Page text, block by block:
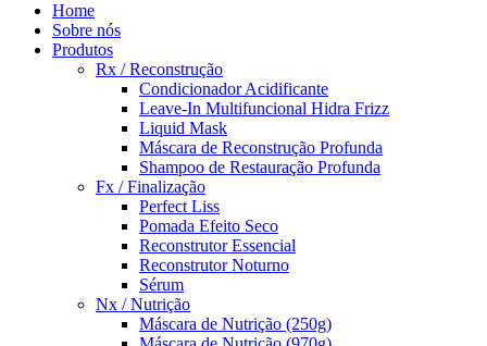
Home
Sobre nós
Produtos
Rx / Reconstrução
Condicionador Acidificante
Leave-In Multifuncional Hidra Frizz
Liquid Mask
Máscara de Reconstrução Profunda
Shampoo de Restauração Profunda
Fx / Finalização
Perfect Liss
Pomada Efeito Seco
Reconstrutor Essencial
Reconstrutor Noturno
Sérum
Nx / Nutrição
Máscara de Nutrição (250g)